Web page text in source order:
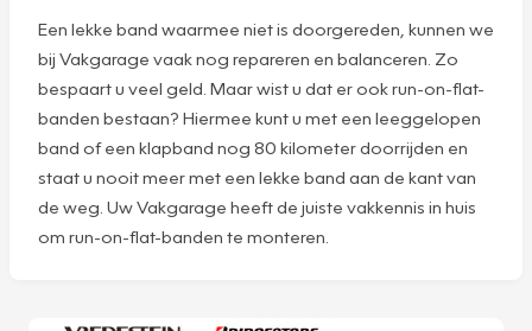
Een lekke band waarmee niet is doorgereden, kunnen we
bij Vakgarage vaak nog repareren en balanceren. Zo
bespaart u veel geld. Maar wist u dat er ook run-on-flat-
banden bestaan? Hiermee kunt u met een leeggelopen
band of een klapband nog 80 kilometer doorrijden en
staat u nooit meer met een lekke band aan de kant van
de weg. Uw Vakgarage heeft de juiste vakkennis in huis
om run-on-flat-banden te monteren.